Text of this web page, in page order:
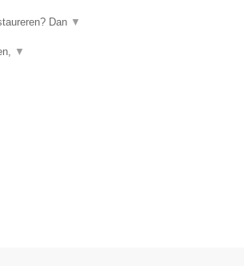
Dan ▼
▼